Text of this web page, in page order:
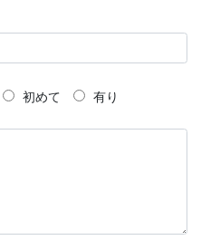
初めて
有り